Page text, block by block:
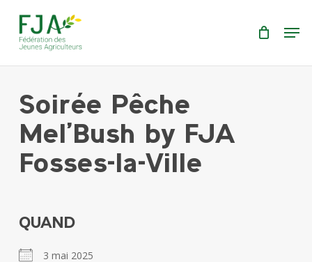
main
content
Soirée Pêche
Mel’Bush by FJA
Fosses-la-Ville
QUAND
3 mai 2025